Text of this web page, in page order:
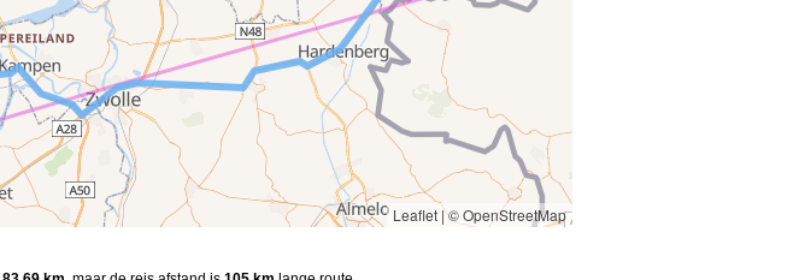
Leaflet |© OpenStreetMap